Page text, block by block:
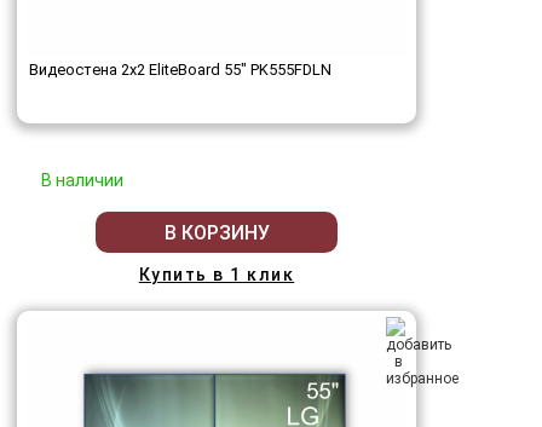
Видеостена 2x2 EliteBoard 55" PK555FDLN
В наличии
В КОРЗИНУ
Купить в 1 клик